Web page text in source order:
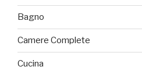
Bagno
Camere Complete
Cucina